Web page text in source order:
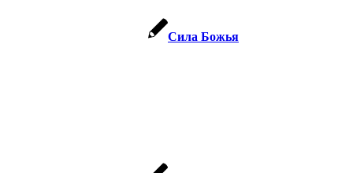
Сила Божья